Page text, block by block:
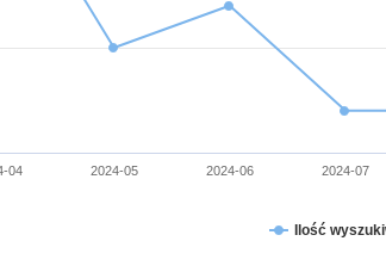
Ilość
04 2024-05 2024-06 2024-07